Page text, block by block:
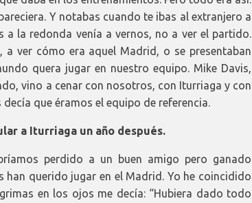
Y notabas cuando te ibas al extranjero a
a la redonda venía a vernos, no a ver el partido.
a ver cómo era aquel Madrid, o se presentaban
quera jugar en nuestro equipo. Mike Davis,
vino a cenar con nosotros, con Iturriaga y con
que éramos el equipo de referencia.
a Iturriaga un año después.
perdido a un buen amigo pero ganado
han querido jugar en el Madrid. Yo he coincidido
en los ojos me decía: “Hubiera dado todo